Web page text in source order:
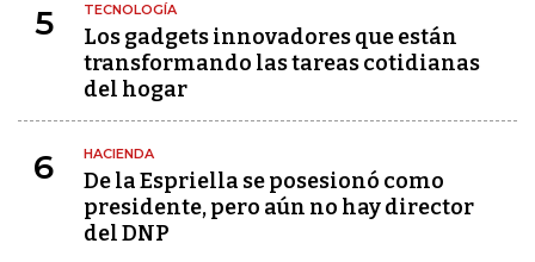
5 TECNOLOGÍA
Los gadgets innovadores que están
transformando las tareas cotidianas
del hogar
6 HACIENDA
De la Espriella se posesionó como
presidente, pero aún no hay director
del DNP